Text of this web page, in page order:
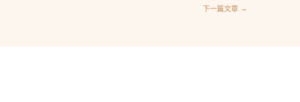
下一篇文章 →